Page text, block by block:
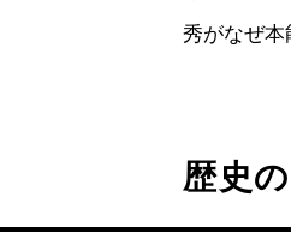
秀がなぜ本
歴史